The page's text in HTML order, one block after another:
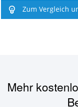
Zum Vergleich
Mehr